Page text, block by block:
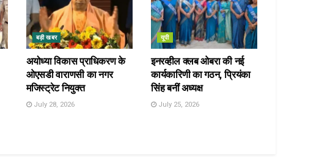
बड़ी खबर
अयोध्या विकास प्राधिकरण के
ओएसडी वाराणसी का नगर
मजिस्ट्रेट नियुक्त
July 28, 2026
यूपी
इनरव्हील क्लब ओबरा की नई
कार्यकारिणी का गठन, प्रियंका
सिंह बनीं अध्यक्ष
July 25, 2026